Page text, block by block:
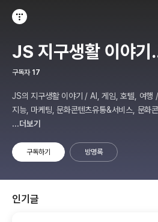
JS 지구생활 이야기
구독자 17
JS의 지구생활 이야기 / AI, 게임, 호텔, 여행 / NCS 확인강사 : 인공
지능, 마케팅, 문화콘텐츠유통&서비스, 문화
디어예술협회 강원지부장 겸 수석연구원
...더보기
구독하기 방명록
인기글